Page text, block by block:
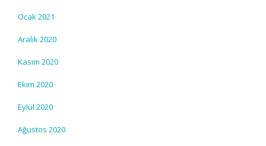
Ocak 2021
Aralık 2020
Kasım 2020
Ekim 2020
Eylül 2020
Ağustos 2020